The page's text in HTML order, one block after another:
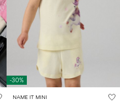
-30%
NAME IT MINI